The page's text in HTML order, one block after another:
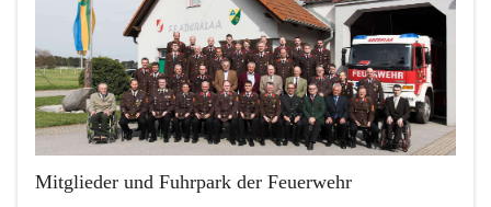
Mitglieder und Fuhrpark der Feuerwehr